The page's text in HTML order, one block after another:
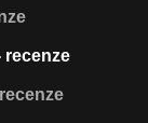
recenze